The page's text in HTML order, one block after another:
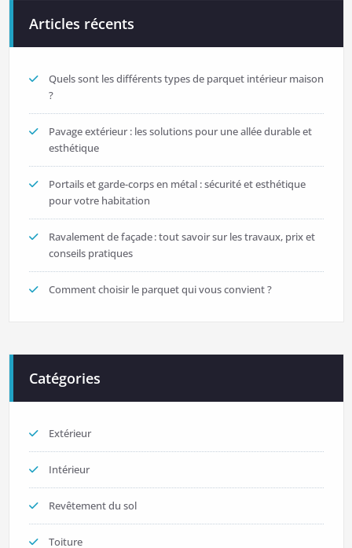
Articles récents
Quels sont les différents types de parquet intérieur maison
?
Pavage extérieur : les solutions pour une allée durable et
esthétique
Portails et garde-corps en métal : sécurité et esthétique
pour votre habitation
Ravalement de façade : tout savoir sur les travaux, prix et
conseils pratiques
Comment choisir le parquet qui vous convient ?
Catégories
Extérieur
Intérieur
Revêtement du sol
Toiture